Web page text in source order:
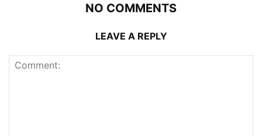
NO COMMENTS
LEAVE A REPLY